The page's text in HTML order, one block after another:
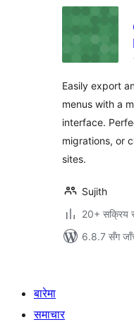
Easily export
menus with a
interface.
migrations, or
sites.
Sujith
20+ सक्रिय
6.8.7 सँग
बारेमा
समाचार